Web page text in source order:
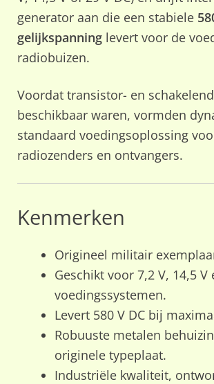
generator aan die een stabiele
gelijkspanning levert voor de
radiobuizen.
Voordat transistor- en
beschikbaar waren, vormden
standaard voedingsoplossing
radiozenders en ontvangers.
Kenmerken
Origineel militair
Geschikt voor 7,2 V, 14,5 V
voedingssystemen.
Levert 580 V DC bij
Robuuste metalen
originele typeplaat.
Industriële kwaliteit,